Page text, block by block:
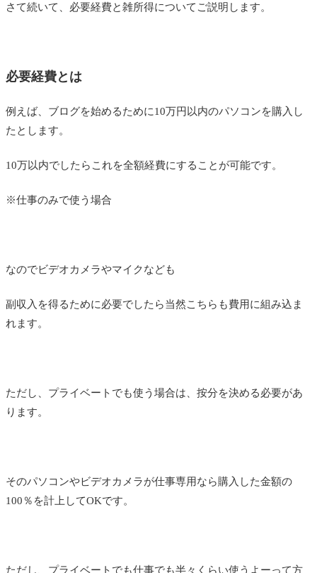
さて続いて、必要経費と雑所得についてご説明します。
必要経費とは
例えば、ブログを始めるために10万円以内のパソコンを購入し
たとします。
10万以内でしたらこれを全額経費にすることが可能です。
※仕事のみで使う場合
なのでビデオカメラやマイクなども
副収入を得るために必要でしたら当然こちらも費用に組み込ま
れます。
ただし、プライベートでも使う場合は、按分を決める必要があ
ります。
そのパソコンやビデオカメラが仕事専用なら購入した金額の
100％を計上してOKです。
ただし、プライベートでも仕事でも半々くらい使うよーって方